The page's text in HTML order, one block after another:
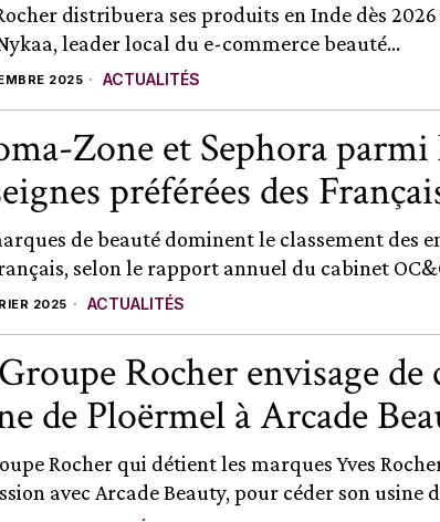
distribuera ses produits en Inde dès
leader local du e-commerce beauté...
2025 ACTUALITÉS
Zone et Sephora parmi
préférées des
de beauté dominent le classement des
selon le rapport annuel du cabinet
2025 ACTUALITÉS
Rocher envisage de
de Ploërmel à Arcade
Rocher qui détient les marques Yves
avec Arcade Beauty, pour céder son usine